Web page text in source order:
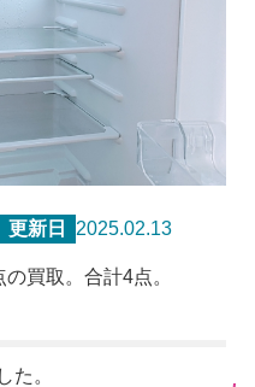
更新日 2025.02.13
買取。合計4点。
た。